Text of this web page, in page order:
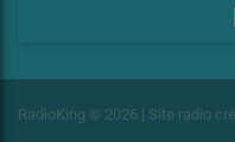
RadioKing © 2026 | Site radio